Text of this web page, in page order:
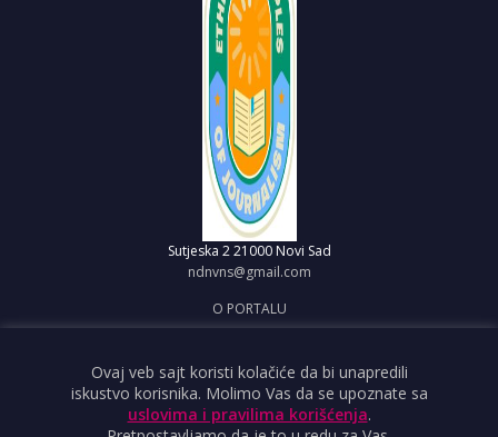
Sutjeska 2 21000 Novi Sad
ndnvns@gmail.com
O PORTALU
OBJAVI VEST
USLOVI KORIŠĆENJA
Ovaj veb sajt koristi kolačiće da bi unapredili
iskustvo korisnika. Molimo Vas da se upoznate sa
uslovima i pravilima korišćenja.